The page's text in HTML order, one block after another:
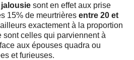
jalousie sont en effet aux prise
15% de meurtrières entre 20 et
exactement à la proportion
sont celles qui parviennent à
aux épouses quadra ou
et furieuses.